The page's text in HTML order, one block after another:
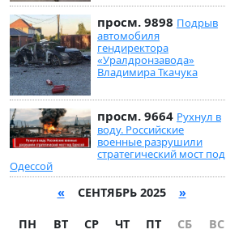
просм. 9898 Подрыв
автомобиля
гендиректора
«Уралдронзавода»
Владимира Ткачука
просм. 9664 Рухнул в
воду. Российские
военные разрушили
стратегический мост под
Одессой
« СЕНТЯБРЬ 2025 »
ПН ВТ СР ЧТ ПТ СБ
ВС